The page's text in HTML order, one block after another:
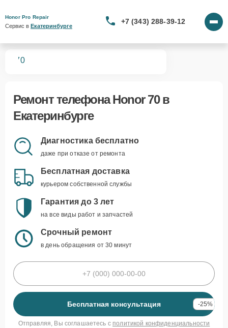
Honor Pro Repair
Сервис в Екатеринбурге
+7 (343) 288-39-12
70
Ремонттелефона Honor 70в
Екатеринбурге
Диагностика бесплатно
даже при отказе от ремонта
Бесплатная доставка
курьером собственной службы
Гарантия до 3 лет
на все виды работ и запчастей
Срочный ремонт
в день обращения от 30 минут
Бесплатная консультация -25%
Отправляя, Вы соглашаетесь с политикой конфиденциальности